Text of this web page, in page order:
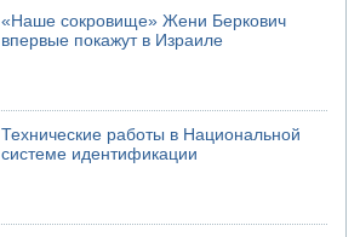
«Наше сокровище» Жени Беркович
впервые покажут в Израиле
Технические работы в Национальной
системе идентификации